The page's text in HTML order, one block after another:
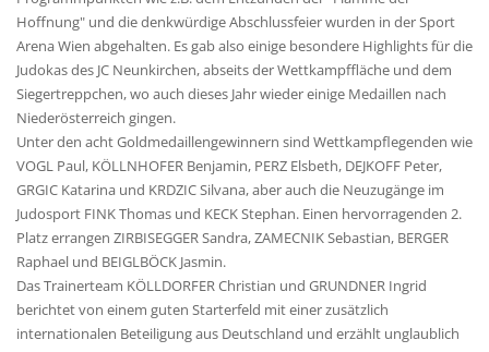
Hoffnung" und die denkwürdige Abschlussfeier wurden in der Sport
Arena Wien abgehalten. Es gab also einige besondere Highlights für die
Judokas des JC Neunkirchen, abseits der Wettkampffläche und dem
Siegertreppchen, wo auch dieses Jahr wieder einige Medaillen nach
Niederösterreich gingen.
Unter den acht Goldmedaillengewinnern sind Wettkampflegenden wie
VOGL Paul, KÖLLNHOFER Benjamin, PERZ Elsbeth, DEJKOFF Peter,
GRGIC Katarina und KRDZIC Silvana, aber auch die Neuzugänge im
Judosport FINK Thomas und KECK Stephan. Einen hervorragenden 2.
Platz errangen ZIRBISEGGER Sandra, ZAMECNIK Sebastian, BERGER
Raphael und BEIGLBÖCK Jasmin.
Das Trainerteam KÖLLDORFER Christian und GRUNDNER Ingrid
berichtet von einem guten Starterfeld mit einer zusätzlich
internationalen Beteiligung aus Deutschland und erzählt unglaublich